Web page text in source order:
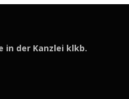
in der Kanzlei klkb.